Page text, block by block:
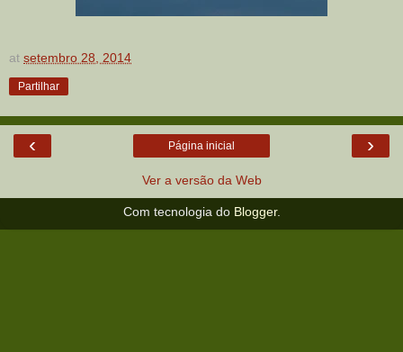
at setembro 28, 2014
Partilhar
‹ ›
Página inicial
Ver a versão da Web
Com tecnologia do Blogger.